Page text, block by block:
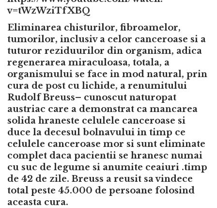
v=tWzWziTfXBQ
Eliminarea chisturilor, fibroamelor,
tumorilor, inclusiv a celor canceroase si a
tuturor reziduurilor din organism, adica
regenerarea miraculoasa, totala, a
organismului se face in mod natural, prin
cura de post cu lichide, a renumitului
Rudolf Breuss– cunoscut naturopat
austriac care a demonstrat ca mancarea
solida hraneste celulele canceroase si
duce la decesul bolnavului in timp ce
celulele canceroase mor si sunt eliminate
complet daca pacientii se hranesc numai
cu suc de legume si anumite ceaiuri .timp
de 42 de zile. Breuss a reusit sa vindece
total peste 45.000 de persoane folosind
aceasta cura.